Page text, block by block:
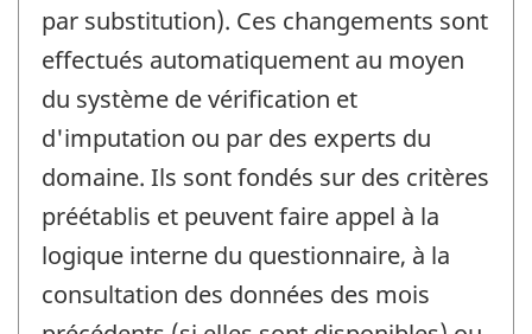
par substitution). Ces changements sont
effectués automatiquement au moyen
du système de vérification et
d'imputation ou par des experts du
domaine. Ils sont fondés sur des critères
préétablis et peuvent faire appel à la
logique interne du questionnaire, à la
consultation des données des mois